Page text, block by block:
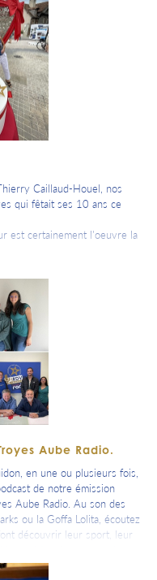
Caillaud-Houel, nos
qui fêtait ses 10 ans ce
est certainement l'oeuvre la
Troyes Aube Radio.
en une ou plusieurs fois,
de notre émission
Aube Radio. Au son des
ou la Goffa Lolita, écoutez
découvrir leur sport, leur
responsable presse de